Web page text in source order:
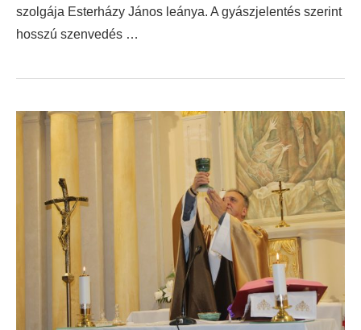
szolgája Esterházy János leánya. A gyászjelentés szerint
hosszú szenvedés …